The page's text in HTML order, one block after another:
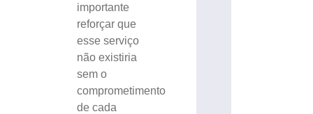
importante
reforçar que
esse serviço
não existiria
sem o
comprometimento
de cada